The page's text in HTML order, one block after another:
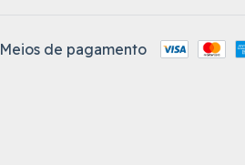
Meios de pagamento